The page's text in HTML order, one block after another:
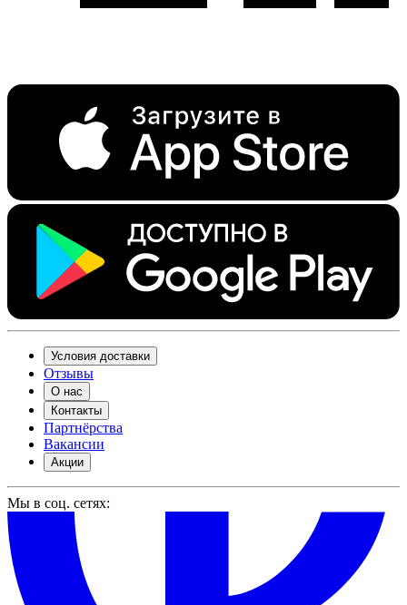
Условия доставки
Отзывы
О нас
Контакты
Партнёрства
Вакансии
Акции
Мы в соц. сетях: